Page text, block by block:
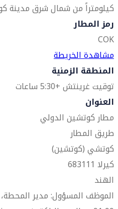
كيلومتراً من شمال شرق مدينة
رمز المطار
COK
مشاهدة الخريطة
المنطقة الزمنية
توقيت غرينتش +5:30 ساعات
العنوان
مطار كوتشين الدولي
طريق المطار
كوتشي (كوتشين)
كيرلا 683111
الهند